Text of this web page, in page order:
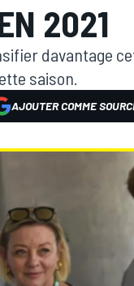
2021
davantage
saison.
AJOUTER COMME